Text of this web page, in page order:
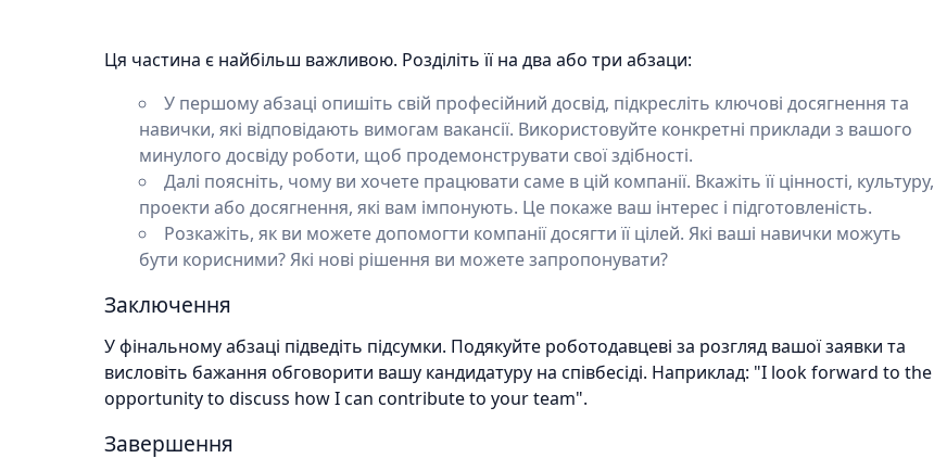
Ця частина є найбільш важливою. Розділіть її на два або три абзаци:
У першому абзаці опишіть свій професійний досвід, підкресліть ключові досягнення та
навички, які відповідають вимогам вакансії. Використовуйте конкретні приклади з вашого
минулого досвіду роботи, щоб продемонструвати свої здібності.
Далі поясніть, чому ви хочете працювати саме в цій компанії. Вкажіть її цінності, культуру,
проекти або досягнення, які вам імпонують. Це покаже ваш інтерес і підготовленість.
Розкажіть, як ви можете допомогти компанії досягти її цілей. Які ваші навички можуть
бути корисними? Які нові рішення ви можете запропонувати?
Заключення
У фінальному абзаці підведіть підсумки. Подякуйте роботодавцеві за розгляд вашої заявки та
висловіть бажання обговорити вашу кандидатуру на співбесіді. Наприклад: "I look forward to the
opportunity to discuss how I can contribute to your team".
Завершення